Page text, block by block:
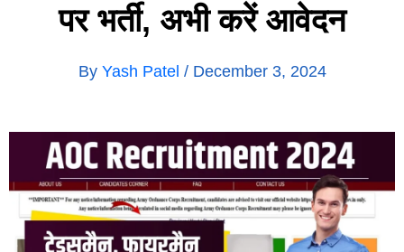
पर भर्ती, अभी करें आवेदन
By Yash Patel / December 3, 2024